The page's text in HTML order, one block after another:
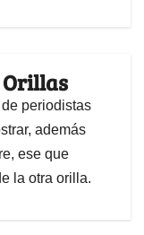
Orillas
periodistas
además
ese que
la otra orilla.